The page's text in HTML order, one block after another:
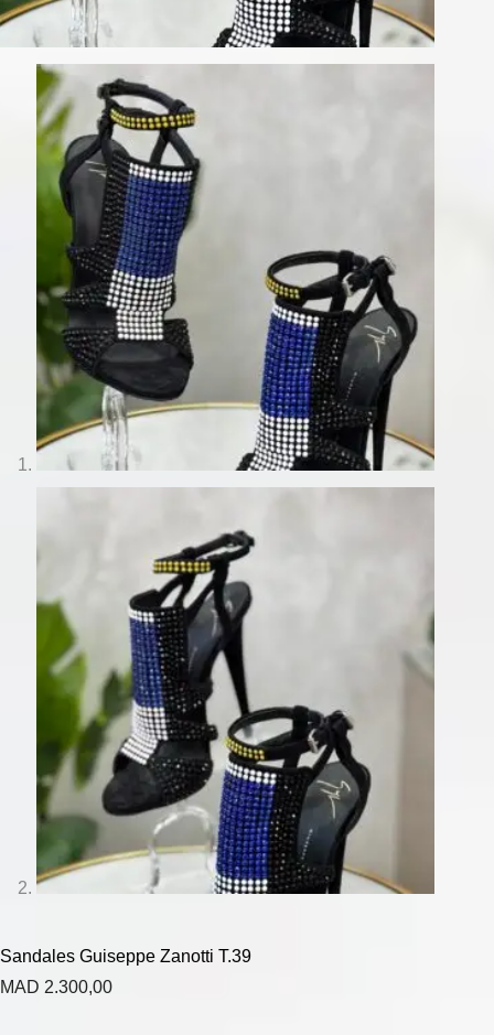
Sandales Guiseppe Zanotti T.39
MAD 2.300,00